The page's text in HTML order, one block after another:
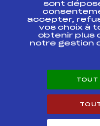
Antidopage
Pôle
Scientifique
Listes
Pôle vie de
Enseignement
Carrières
sont
accepter,
vos choix à
obtenir plus
notre gestion
TOUT